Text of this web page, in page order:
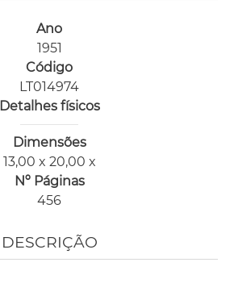
Ano
1951
Código
LT014974
Detalhes físicos
Dimensões
13,00 x 20,00 x
Nº Páginas
456
DESCRIÇÃO